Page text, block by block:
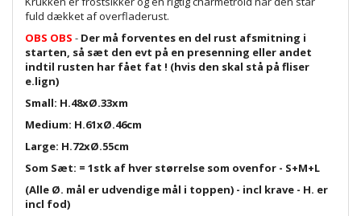
fuld dækket af overfladerust.
OBS OBS - Der må forventes en del rust afsmitning i
starten, så sæt den evt på en presenning eller andet
indtil rusten har fået fat ! (hvis den skal stå på fliser
e.lign)
Small: H.48xØ.33xm
Medium: H.61xØ.46cm
Large: H.72xØ.55cm
Som Sæt: = 1stk af hver størrelse som ovenfor - S+M+L
(Alle Ø. mål er udvendige mål i toppen) - incl krave - H. er
incl fod)